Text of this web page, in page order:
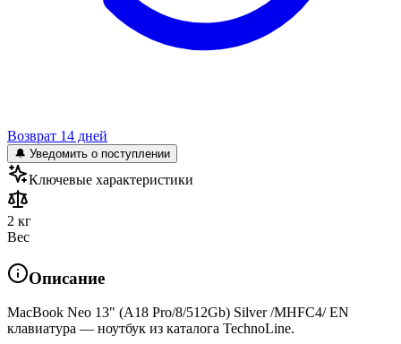
Возврат 14 дней
🔔 Уведомить о поступлении
Ключевые характеристики
2 кг
Вес
Описание
MacBook Neo 13" (A18 Pro/8/512Gb) Silver /MHFC4/ EN
клавиатура — ноутбук из каталога TechnoLine.